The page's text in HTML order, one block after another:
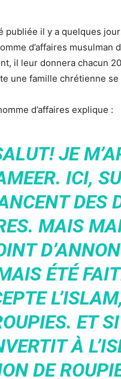
publiée il y a quelques
d’affaires
il leur donnera chacun
une famille chrétienne
d’affaires explique :
JE
ICI,
DES
MAIS
ÉTÉ
ET
À
DE